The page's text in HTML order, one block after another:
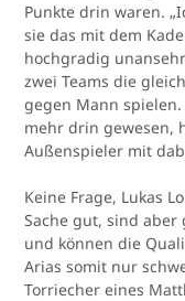
Punkte drin waren.
sie das mit dem
hochgradig
zwei Teams die
gegen Mann
mehr drin gewesen,
Außenspieler mit
Keine Frage, Lukas
Sache gut, sind
und können die
Arias somit nur
Torriecher eines